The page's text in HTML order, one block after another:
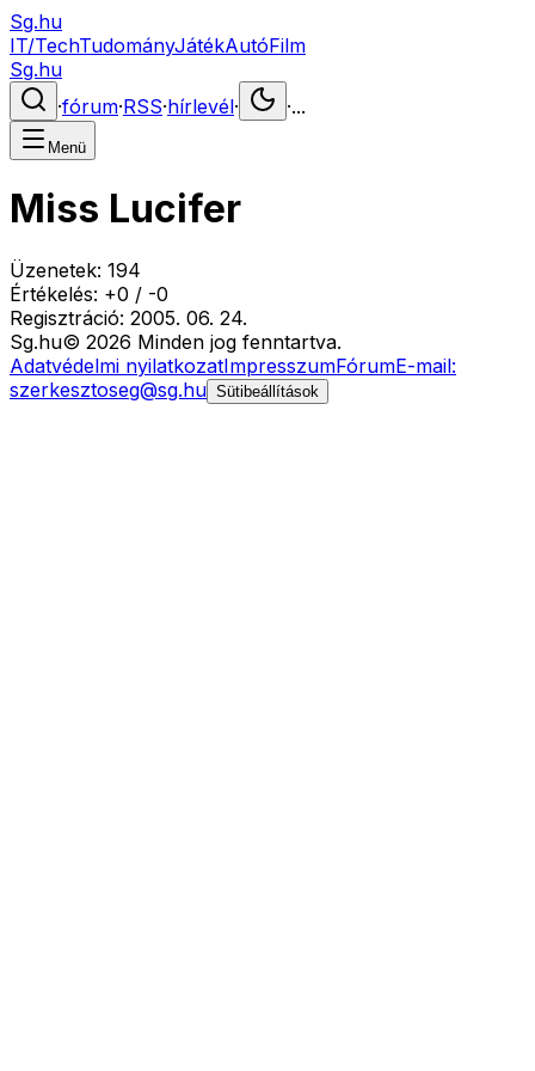
Sg.hu
IT/TechTudományJátékAutóFilm
Sg.hu
·fórum·RSS·hírlevél· ·...
Menü
Miss Lucifer
Üzenetek: 194
Értékelés: +0 / -0
Regisztráció: 2005. 06. 24.
Sg.hu© 2026 Minden jog fenntartva.
Adatvédelmi nyilatkozatImpresszumFórumE-mail:
szerkesztoseg@sg.hu Sütibeállítások